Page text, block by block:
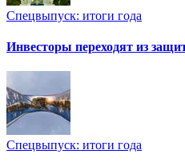
Спецвыпуск: итоги года
Инвесторы переходят из
Спецвыпуск: итоги года